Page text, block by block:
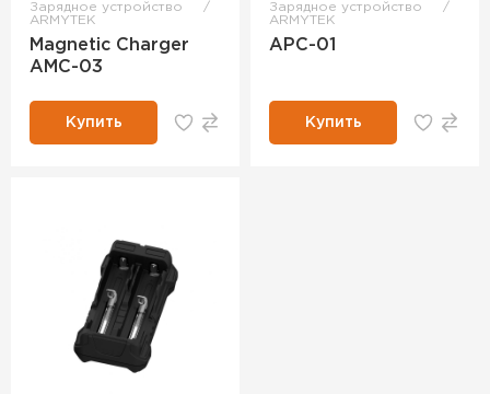
Зарядное устройство
ARMYTEK
Magnetic Charger
AMC-03
Купить
Зарядное устройство
ARMYTEK
APC-01
Купить